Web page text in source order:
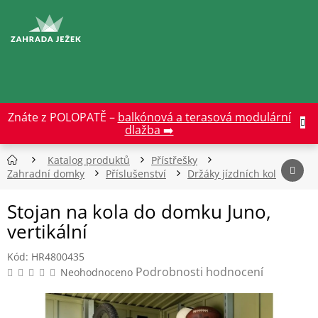
obsah
Znáte z POLOPATĚ – balkónová a terasová modulární
dlažba ➡️
Katalog produktů
Přístřešky
Zahradní domky
Příslušenství Držáky jízdních kol
Stojan na kola do domku Juno,
vertikální
Kód: HR4800435
Průměrné
hodnocení
je
0,0
z
Neohodnoceno Podrobnosti hodnocení